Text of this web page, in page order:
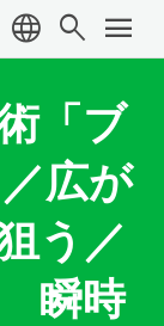
language search menu
「ブ
広が
う／
瞬時